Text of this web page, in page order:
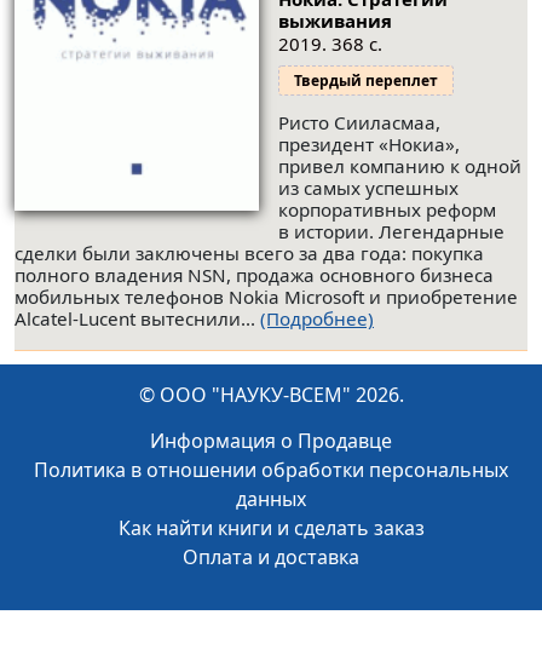
выживания
2019. 368 с.
Твердый переплет
Ристо Сииласмаа,
президент «Нокиa»,
привел компанию к одной
из самых успешных
корпоративных реформ
в истории. Легендарные
сделки были заключены всего за два года: покупка
полного владения NSN, продажа основного бизнеса
мобильных телефонов Nokia Microsoft и приобретение
Alcatel-Lucent вытеснили... (Подробнее)
© ООО "НАУКУ-ВСЕМ" 2026.
Информация о Продавце
Политика в отношении обработки персональных
данных
Как найти книги и сделать заказ
Оплата и доставка